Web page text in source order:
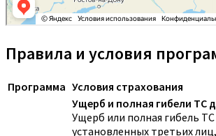
Правила и условия
Программа Условия страхования
Ущерб и полная гибели ТС
Ущерб или полная гибель
установленных третьих